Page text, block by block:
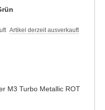
Artikel derzeit ausverkauft